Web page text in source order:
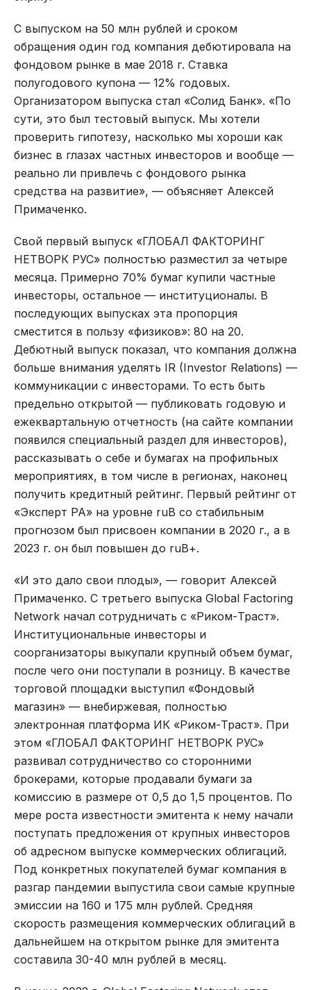
С выпуском на 50 млн рублей и сроком
обращения один год компания дебютировала на
фондовом рынке в мае 2018 г. Ставка
полугодового купона — 12% годовых.
Организатором выпуска стал «Солид Банк». «По
сути, это был тестовый выпуск. Мы хотели
проверить гипотезу, насколько мы хороши как
бизнес в глазах частных инвесторов и вообще —
реально ли привлечь с фондового рынка
средства на развитие», — объясняет Алексей
Примаченко.
Свой первый выпуск «ГЛОБАЛ ФАКТОРИНГ
НЕТВОРК РУС» полностью разместил за четыре
месяца. Примерно 70% бумаг купили частные
инвесторы, остальное — институционалы. В
последующих выпусках эта пропорция
сместится в пользу «физиков»: 80 на 20.
Дебютный выпуск показал, что компания должна
больше внимания уделять IR (Investor Relations) —
коммуникации с инвесторами. То есть быть
предельно открытой — публиковать годовую и
ежеквартальную отчетность (на сайте компании
появился специальный раздел для инвесторов),
рассказывать о себе и бумагах на профильных
мероприятиях, в том числе в регионах, наконец
получить кредитный рейтинг. Первый рейтинг от
«Эксперт РА» на уровне ruВ со стабильным
прогнозом был присвоен компании в 2020 г., а в
2023 г. он был повышен до ruВ+.
«И это дало свои плоды», — говорит Алексей
Примаченко. С третьего выпуска Global Factoring
Network начал сотрудничать с «Риком-Траст».
Институциональные инвесторы и
соорганизаторы выкупали крупный объем бумаг,
после чего они поступали в розницу. В качестве
торговой площадки выступил «Фондовый
магазин» — внебиржевая, полностью
электронная платформа ИК «Риком-Траст». При
этом «ГЛОБАЛ ФАКТОРИНГ НЕТВОРК РУС»
развивал сотрудничество со сторонними
брокерами, которые продавали бумаги за
комиссию в размере от 0,5 до 1,5 процентов. По
мере роста известности эмитента к нему начали
поступать предложения от крупных инвесторов
об адресном выпуске коммерческих облигаций.
Под конкретных покупателей бумаг компания в
разгар пандемии выпустила свои самые крупные
эмиссии на 160 и 175 млн рублей. Средняя
скорость размещения коммерческих облигаций в
дальнейшем на открытом рынке для эмитента
составила 30-40 млн рублей в месяц.